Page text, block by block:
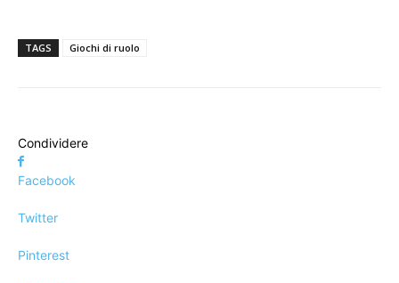
TAGS Giochi di ruolo
Condividere
Facebook
Twitter
Pinterest